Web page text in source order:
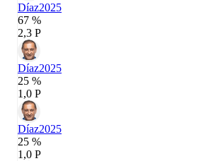
Díaz2025
67 %
2,3 P
Díaz2025
25 %
1,0 P
Díaz2025
25 %
1,0 P